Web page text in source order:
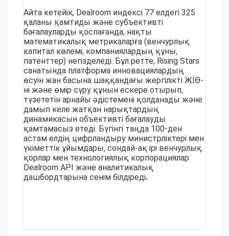
Айта кетейік, Dealroom индексі 77 елдегі 325
қаланы қамтиды және субъективті
бағалауларды қоспағанда, нақты
математикалық метрикаларға (венчурлық
капитал көлемі, компаниялардың құны,
патенттер) негізделеді. Бұл ретте, Rising Stars
санатында платформа инновациялардың
өсуін жан басына шаққандағы жергілікті ЖІӨ-
ні және өмір сүру құнын ескере отырып,
түзететін арнайы әдістемені қолданады және
дамып келе жатқан нарықтардың
динамикасын объективті бағалауды
қамтамасыз етеді. Бүгінгі таңда 100-ден
астам елдің цифрландыру министрліктері мен
үкіметтік ұйымдары, сондай-ақ ірі венчурлық
қорлар мен технологиялық корпорациялар
Dealroom API және аналитикалық
дашбордтарына сенім білдіреді.